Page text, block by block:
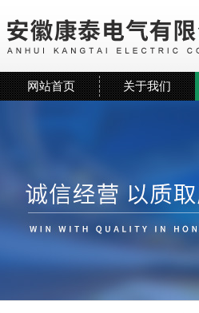
网站首页 关于我们